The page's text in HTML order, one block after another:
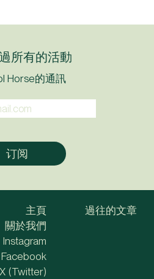
所有的活動
Horse的通訊
主頁
關於我們
過往的文章
Instagram
Facebook
X (Twitter)